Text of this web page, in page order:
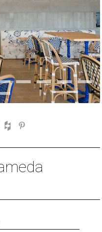
Instagram
Houzz